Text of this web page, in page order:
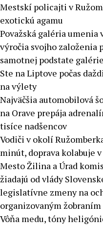
Mestskí policajti v
exotickú agamu
Považská galéria
výročia svojho založenia
samotnej podstate
Ste na Liptove počas
na výlety
Najväčšia automobilová
na Orave prepája
tisíce nadšencov
Vodiči v okolí
minút, doprava kolabuje
Mesto Žilina a Úrad
žiadajú od vlády
legislatívne zmeny na
organizovaným žobraním
Vôňa medu, tóny